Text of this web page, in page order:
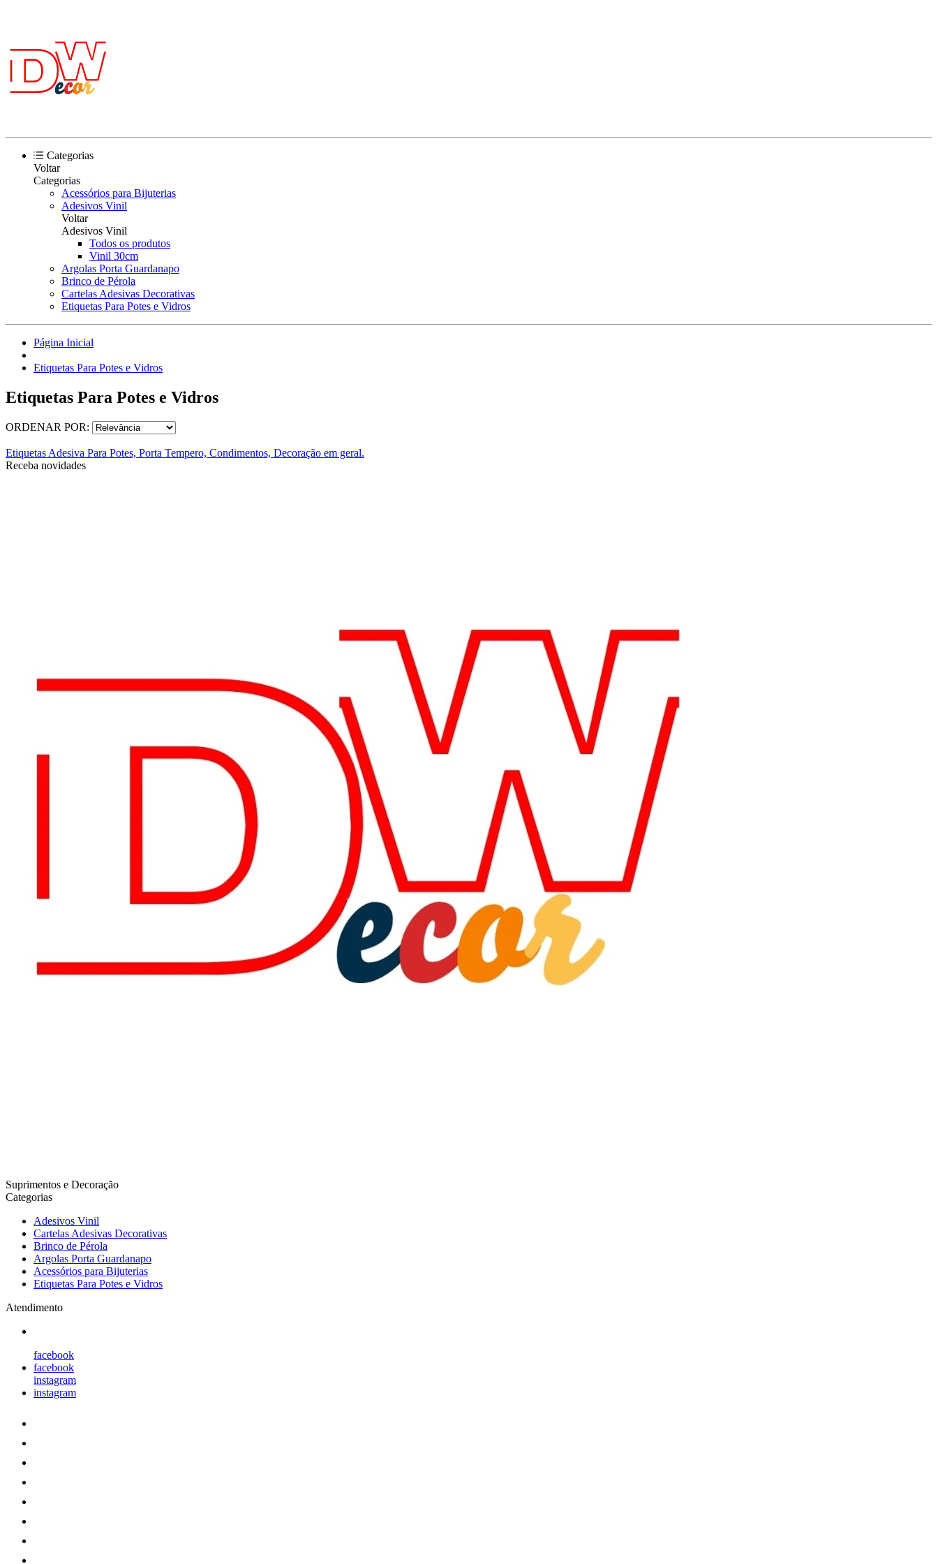
Categorias
Voltar
Categorias
Acessórios para Bijuterias
Adesivos Vinil
Voltar
Adesivos Vinil
Todos os produtos
Vinil 30cm
Argolas Porta Guardanapo
Brinco de Pérola
Cartelas Adesivas Decorativas
Etiquetas Para Potes e Vidros
Página Inicial
Etiquetas Para Potes e Vidros
Etiquetas Para Potes e Vidros
ORDENAR POR:
Etiquetas Adesiva Para Potes, Porta Tempero, Condimentos, Decoração em geral.
Receba novidades
Suprimentos e Decoração
Categorias
Adesivos Vinil
Cartelas Adesivas Decorativas
Brinco de Pérola
Argolas Porta Guardanapo
Acessórios para Bijuterias
Etiquetas Para Potes e Vidros
Atendimento
facebook
facebook
instagram
instagram